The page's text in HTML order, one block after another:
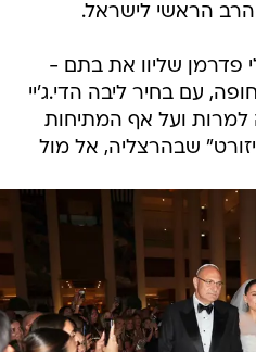
הרב הראשי לישראל.
פדרמן שליוו את בתם -
עם בחיר ליבה הדי.ג'יי
למרות ועל אף המתיחות
שבהרצליה, אל מול